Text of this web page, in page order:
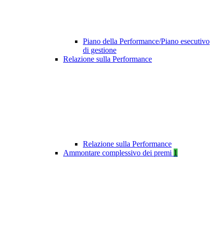
Piano della Performance/Piano esecutivo
di gestione
Relazione sulla Performance
Relazione sulla Performance
Ammontare complessivo dei premi 1